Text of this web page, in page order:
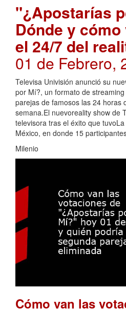
"¿Apostarías
Dónde y
el 24/7 del
01 de Febrero,
Televisa Univisión anunció su
por Mí?, un formato de
parejas de famosos las 24 horas
semana.El nuevoreality show de
televisora tras el éxito que
México, en donde 15
Milenio
Cómo van las